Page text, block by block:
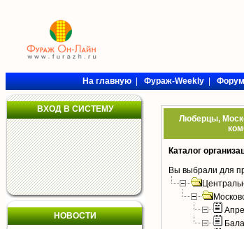
На главную|Фураж-Weekly|
ВХОД В СИСТЕМУ
НОВОСТИ
Люберцы,
Каталог
Вы выбрали для